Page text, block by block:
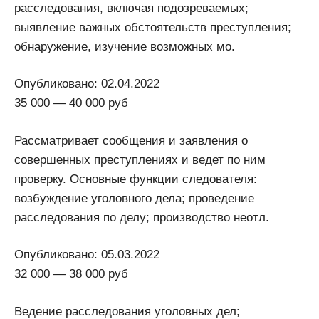
расследования, включая подозреваемых;
выявление важных обстоятельств преступления;
обнаружение, изучение возможных мо.
Опубликовано: 02.04.2022
35 000 — 40 000 руб
Рассматривает сообщения и заявления о
совершенных преступлениях и ведет по ним
проверку. Основные функции следователя:
возбуждение уголовного дела; проведение
расследования по делу; производство неотл.
Опубликовано: 05.03.2022
32 000 — 38 000 руб
Ведение расследования уголовных дел;